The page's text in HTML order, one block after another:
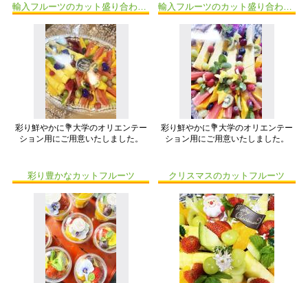
輸入フルーツのカット盛り合わせ①
彩り鮮やかに💐大学のオリエンテー
ション用にご用意いたしました。
彩り鮮やかに💐大学のオリエンテー
ション用にご用意いたしました。
彩り豊かなカットフルーツ クリスマスのカットフルーツ